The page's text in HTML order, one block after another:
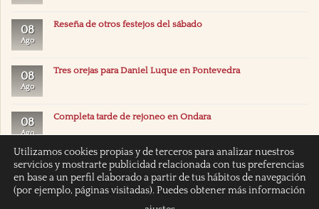
08
Ago
Reseña de otros festejos del sábado
08
Ago
Tres orejas para Daniel Luque en Pontevedra
08
Ago
Completa tarde de rejoneo en Ondara
Utilizamos cookies propias y de terceros para analizar nuestros
servicios y mostrarte publicidad relacionada con tus preferencias
en base a un perfil elaborado a partir de tus hábitos de navegación
(por ejemplo, páginas visitadas). Puedes obtener más información